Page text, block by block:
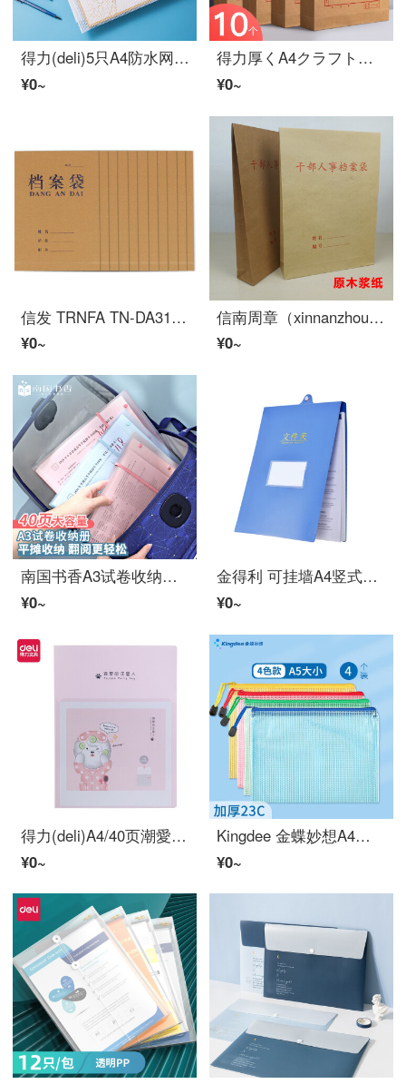
得力(deli)5只A4防水网格ジッパー袋 彩色资料袋文件袋 文件保护试卷财务凭证收纳莫兰迪色系混色63483
¥0~
得力厚くA4クラフト紙档案袋纸质オフィス投标文件袋资料袋批发纸质投标加大号收纳袋 オフィス用品 64101/200gクラフト紙/背宽60mm
¥0~
信发 TRNFA TN-DA3105 クラフト紙档案袋/蓝字投标资料袋 厚く200克牛皮文件袋 底宽5cm十只装
¥0~
信南周章（xinnanzhouzhang） 10个干部人事档案袋厚く5厘米进口クラフト紙原木浆文件资料袋 厚く原木浆クラフト紙(10个)
¥0~
南国书香A3试卷收纳袋透明插页多层大容量科目分类文件夹资料册小学生用初中生高中考试卷夹 NG3186A
¥0~
金得利 可挂墙A4竖式文件夹 悬挂式文件夹板上翻竖式板夹吊挂夹金属单强力夹资料夹子考勤签到日记录夹 KF125
¥0~
得力(deli)A4/40页潮愛らしい资料册学生试卷收纳册孕检产检文件册汪星人ルーズリーフ插袋文件夹72553红
¥0~
Kingdee 金蝶妙想A4网格ジッパー袋 透明文件袋 オフィス用品 A5文件保护袋 防水资料袋大容量收纳 A5网格ジッパー袋 4个装
¥0~